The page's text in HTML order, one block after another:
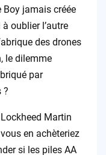
Boy jamais créée
oublier l’autre
des drones
le dilemme
par
?
Martin
en achèteriez
si les piles AA